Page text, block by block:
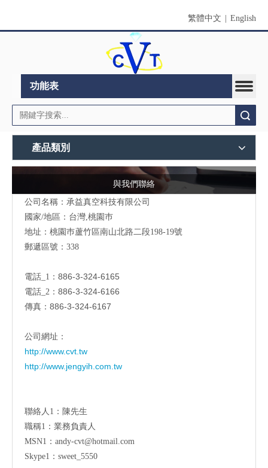
繁體中文 English
功能表
產品類別
與我們聯絡
公司名稱：承益真空科技有限公司
國家/地區：台灣,桃園巿
地址：桃園巿蘆竹區南山北路二段198-19號
郵遞區號：338
電話_1： 886-3-324-6165
電話_2： 886-3-324-6166
傳真： 886-3-324-6167
公司網址：
http://www.cvt.tw
http://www.jengyih.com.tw
聯絡人1：陳先生
職稱1：業務負責人
MSN1：andy-cvt@hotmail.com
Skype1：sweet_5550